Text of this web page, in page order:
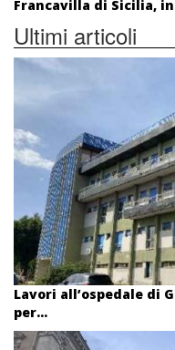
Francavilla di Sicilia,
Ultimi articoli
Lavori all’ospedale di
per...